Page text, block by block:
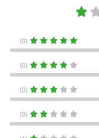
(0)
(0)
(0)
(0)